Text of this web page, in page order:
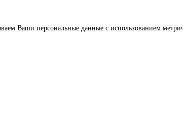
Ваши персональные данные с использованием